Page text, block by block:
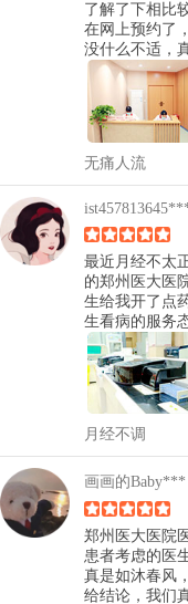
了解了下相比
在网上预约了
没什么不适，
无痛人流
最近月经不太
的郑州医大医
生给我开了点
生看病的服务
月经不调
画画的Baby***
郑州医大医院
患者考虑的医
真是如沐春风
给结论，我们